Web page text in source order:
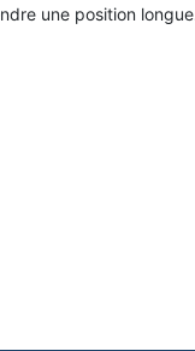
une position